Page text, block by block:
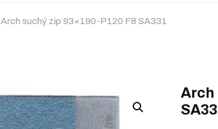
Arch suchý zip 93×190-P120 F8 SA331
Arch